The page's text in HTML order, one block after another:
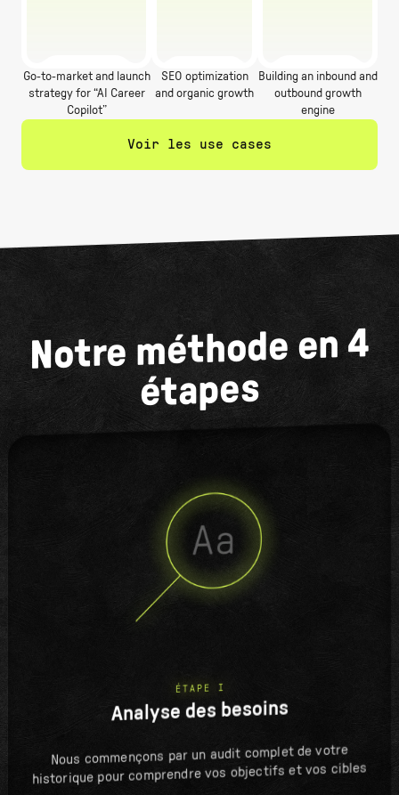
Go-to-market and launch
strategy for “AI Career
Copilot”
SEO optimization
and organic growth
Building an inbound and
outbound growth
engine
Voir les use cases
Notre méthode en 4
étapes
ÉTAPE I
Analyse des besoins
Nous commençons par un audit complet de votre
historique pour comprendre vos objectifs et vos cibles